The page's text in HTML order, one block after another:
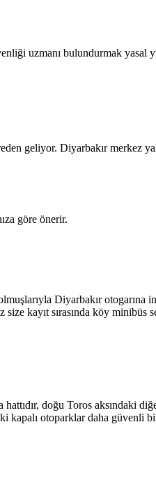
uzmanı bulundurmak yasal
geliyor. Diyarbakır merkez
göre önerir.
Diyarbakır otogarına
kayıt sırasında köy minibüs
doğu Toros aksındaki
kapalı otoparklar daha güvenli